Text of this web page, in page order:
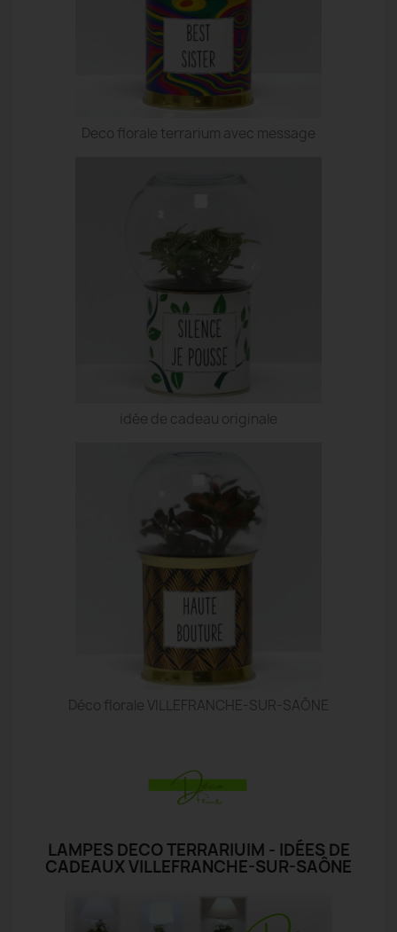
Deco florale terrarium avec message
idée de cadeau originale
Déco florale VILLEFRANCHE-SUR-SAÔNE
LAMPES DECO TERRARIUIM - IDÉES DE
CADEAUX VILLEFRANCHE-SUR-SAÔNE